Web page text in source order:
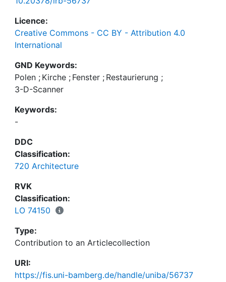
Licence:
Creative Commons - CC BY - Attribution 4.0
International
GND Keywords:
Polen ; Kirche ; Fenster ; Restaurierung ;
3-D-Scanner
Keywords:
-
DDC
Classification:
720 Architecture
RVK
Classification:
LO 74150
Type:
Contribution to an Articlecollection
URI:
https://fis.uni-bamberg.de/handle/uniba/56737